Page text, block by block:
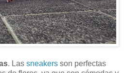
. Las sneakers son perfectas